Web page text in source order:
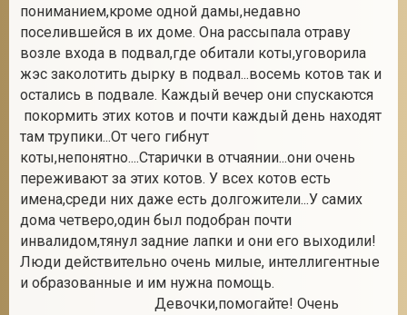
пониманием,кроме одной дамы,недавно
поселившейся в их доме. Она рассыпала отраву
возле входа в подвал,где обитали коты,уговорила
жэс заколотить дырку в подвал...восемь котов так и
остались в подвале. Каждый вечер они спускаются
покормить этих котов и почти каждый день находят
там трупики...От чего гибнут
коты,непонятно....Старички в отчаянии...они очень
переживают за этих котов. У всех котов есть
имена,среди них даже есть долгожители...У самих
дома четверо,один был подобран почти
инвалидом,тянул задние лапки и они его выходили!
Люди действительно очень милые, интеллигентные
и образованные и им нужна помощь.
Девочки,помогайте! Очень